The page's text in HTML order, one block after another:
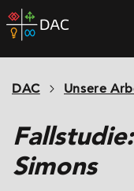
Skip
to
home
DAC Unsere
Simons